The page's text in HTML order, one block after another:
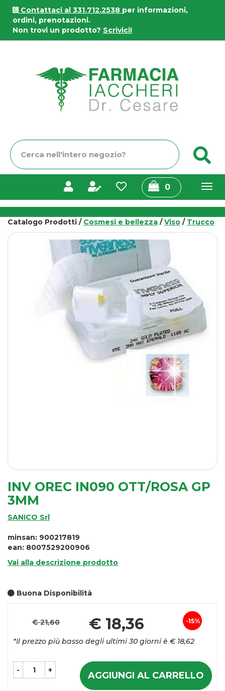
Passa
contenuto
principale
Contattaci al 331.712.2538 per informazioni,
ordini, prenotazioni.
Non trovi un prodotto? Scrivici!
Cerca
Prodotto
0prodotti
inseriti
Catalogo Prodotti / Cosmesi e bellezza /Viso / Trucco
INV OREC IN090 OTT/ROSA GP
3MM
SANICO Srl
minsan: 900217819
ean: 8007529200906
Vai alla descrizione prodotto
Buona Disponibilità
Sconto
15%
€ 21,60 € 18,36
*Il prezzo più basso degli ultimi 30 giorni è € 18,62
- + AGGIUNGI AL CARRELLO